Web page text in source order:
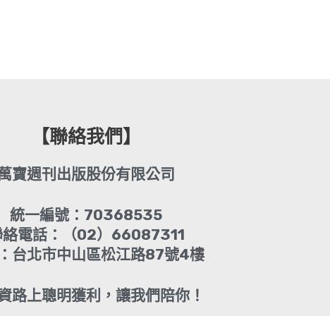
【聯絡我們】
寶週刊出版股份有限公司
統一編號：70368535
絡電話：（02）66087311
台北市中山區松江路87號4樓
路上聰明獲利，讓我們陪你！